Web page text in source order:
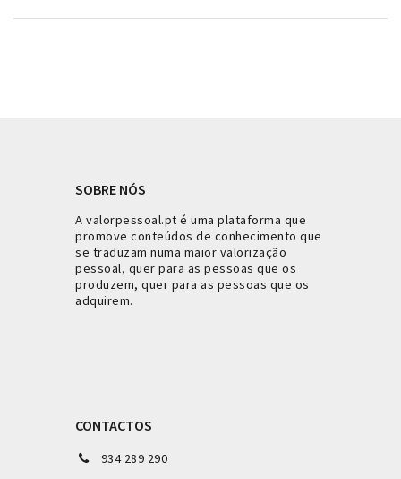
SOBRE NÓS
A valorpessoal.pt é uma plataforma que
promove conteúdos de conhecimento que
se traduzam numa maior valorização
pessoal, quer para as pessoas que os
produzem, quer para as pessoas que os
adquirem.
CONTACTOS
934 289 290